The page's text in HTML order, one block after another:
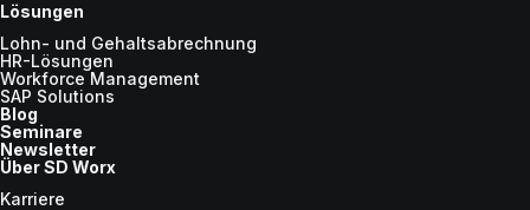
Lösungen
Lohn- und Gehaltsabrechnung
HR-Lösungen
Workforce Management
SAP Solutions
Blog
Seminare
Newsletter
Über SD Worx
Karriere